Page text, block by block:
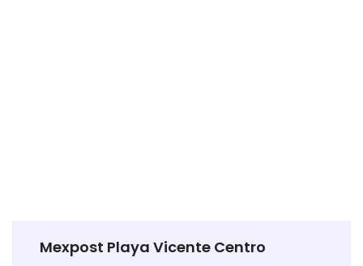
Mexpost Playa Vicente Centro